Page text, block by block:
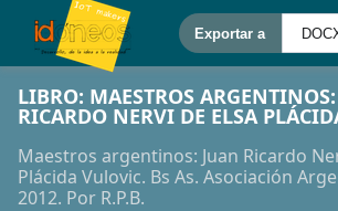
LIBRO: MAESTROS
RICARDO NERVI DE ELSA
Maestros argentinos: Juan Ricardo
Plácida Vulovic. Bs As. Asociación
2012. Por R.P.B.